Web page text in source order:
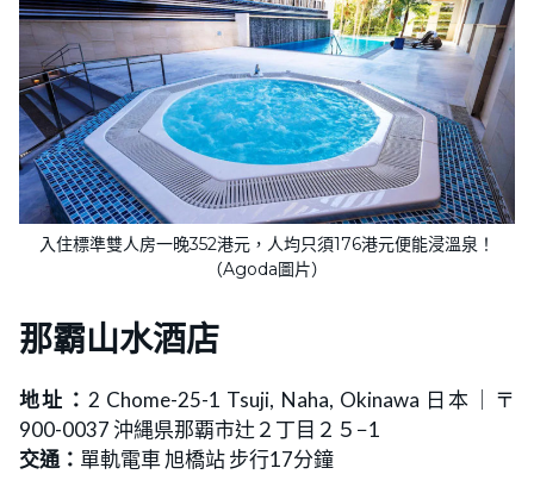
入住標準雙人房一晚352港元，人均只須176港元便能浸溫泉！
（Agoda圖片）
那霸山水酒店
地址： 2 Chome-25-1 Tsuji, Naha, Okinawa 日本｜〒
900-0037 沖縄県那覇市辻２丁目２５−1
交通： 單軌電車 旭橋站 步行17分鐘